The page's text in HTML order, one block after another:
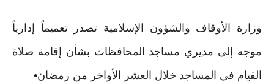
وزارة الأوقاف والشؤون الإسلامية تصدر تعميماً إدارياً
موجه إلى مديري مساجد المحافظات بشأن إقامة صلاة
القيام في المساجد خلال العشر الأواخر من رمضان•